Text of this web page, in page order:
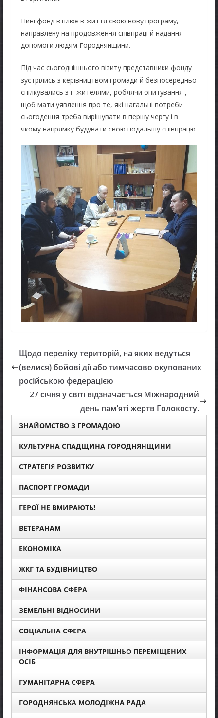
Нині фонд втілює в життя свою нову програму,
направлену на продовження співпраці й надання
допомоги людям Городнянщини.
Під час сьогоднішнього візиту представники фонду
зустрілись з керівництвом громади й безпосередньо
спілкувались з її жителями, роблячи опитування ,
щоб мати уявлення про те, які нагальні потреби
сьогодення треба вирішувати в першу чергу і в
якому напрямку будувати свою подальшу співпрацю.
Щодо переліку територій, на яких ведуться
(велися) бойові дії або тимчасово окупованих
російською федерацією
27 січня у світі відзначається Міжнародний
день пам’яті жертв Голокосту.
ЗНАЙОМСТВО З ГРОМАДОЮ
КУЛЬТУРНА СПАДЩИНА ГОРОДНЯНЩИНИ
СТРАТЕГІЯ РОЗВИТКУ
ПАСПОРТ ГРОМАДИ
ГЕРОЇ НЕ ВМИРАЮТЬ!
ВЕТЕРАНАМ
ЕКОНОМІКА
ЖКГ ТА БУДІВНИЦТВО
ФІНАНСОВА СФЕРА
ЗЕМЕЛЬНІ ВІДНОСИНИ
СОЦІАЛЬНА СФЕРА
ІНФОРМАЦІЯ ДЛЯ ВНУТРІШНЬО ПЕРЕМІЩЕНИХ
ОСІБ
ГУМАНІТАРНА СФЕРА
ГОРОДНЯНСЬКА МОЛОДІЖНА РАДА